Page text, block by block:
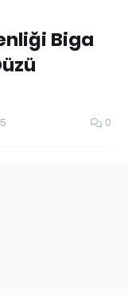
Biga
0